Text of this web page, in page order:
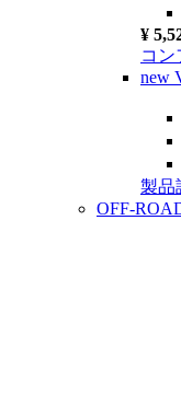
¥
コン
new
製品
OFF-